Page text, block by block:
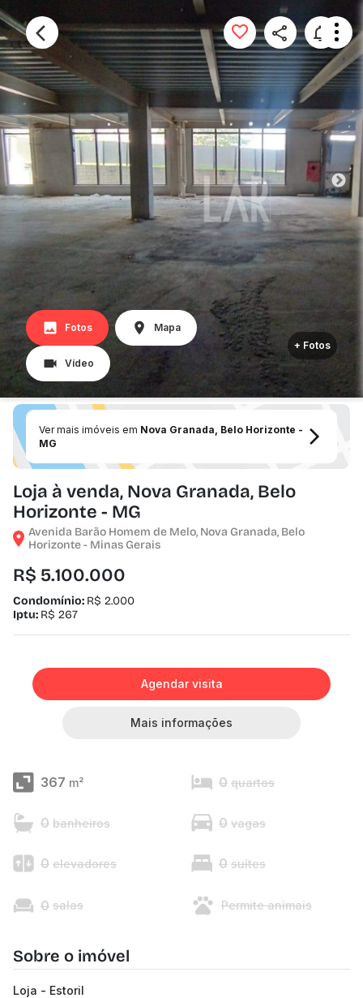
Fotos Mapa
Vídeo
+ Fotos
Ver mais imóveis em Nova Granada, Belo Horizonte -
MG
Loja à venda, Nova Granada, Belo
Horizonte - MG
Avenida Barão Homem de Melo, Nova Granada, Belo
Horizonte - Minas Gerais
R$ 5.100.000
Condomínio: R$ 2.000
Iptu: R$ 267
Agendar visita
Mais informações
367 m² 0 quartos
0 banheiros 0 vagas
0 elevadores 0 suítes
0 salas Permite animais
Sobre o imóvel
Loja - Estoril